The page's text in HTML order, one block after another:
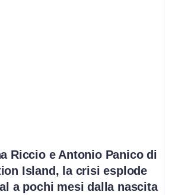
Riccio e Antonio Panico di
Island, la crisi esplode
a pochi mesi dalla nascita